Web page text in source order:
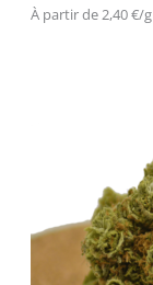
À partir de 2,40€/g